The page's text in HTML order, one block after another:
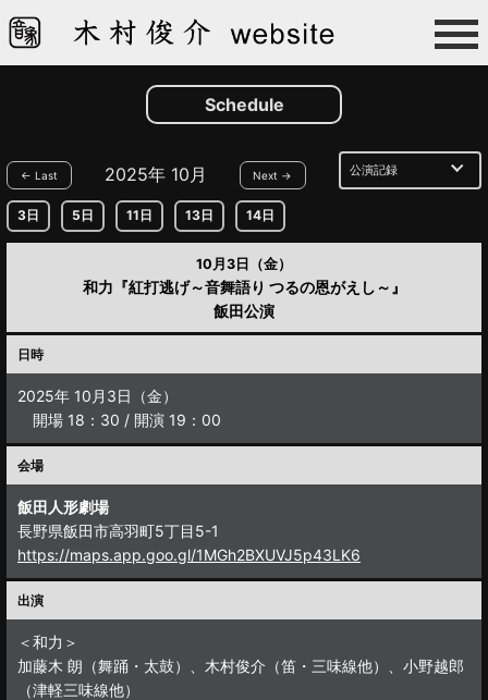
Schedule
← Last 2025年 10月 Next →
3日 5日 11日 13日 14日
10月3日（金）
和力『紅打逃げ～音舞語り つるの恩がえし～』
飯田公演
日時
2025年 10月3日（金）
開場 18：30 / 開演 19：00
会場
飯田人形劇場
長野県飯田市高羽町5丁目5-1
https://maps.app.goo.gl/1MGh2BXUVJ5p43LK6
出演
＜和力＞
加藤木 朗（舞踊・太鼓）、木村俊介（笛・三味線他）、小野越郎
（津軽三味線他）